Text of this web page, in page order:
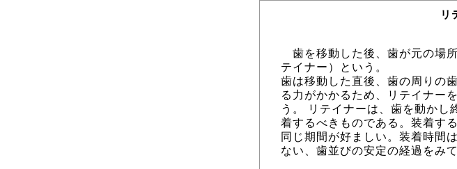
リ
歯を移動した後、歯が元の場
テイナー）という。
歯は移動した直後、歯の周りの
る力がかかるため、リテイナー
う。 リテイナーは、歯を動かし
着するべきものである。装着す
同じ期間が好ましい。装着時間
ない、歯並びの安定の経過をみ